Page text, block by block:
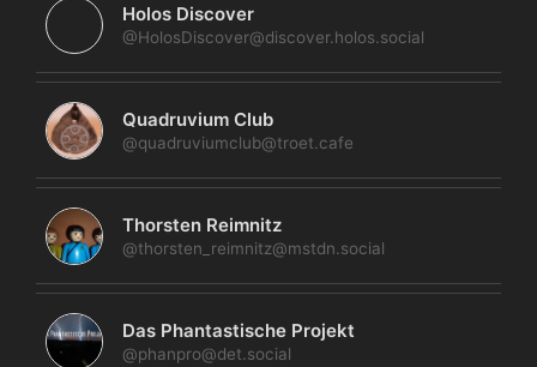
Holos Discover
@HolosDiscover@discover.holos.social
Quadruvium Club
@quadruviumclub@troet.cafe
Thorsten Reimnitz
@thorsten_reimnitz@mstdn.social
Das Phantastische Projekt
@phanpro@det.social